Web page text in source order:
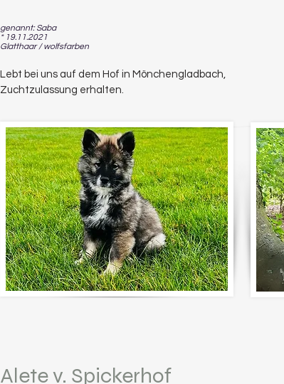
genannt: Saba
* 19.11.2021
Glatthaar / wolfsfarben
Lebt bei uns auf dem Hof in Mönchengladbach,
Zuchtzulassung erhalten.
Alete v. Spickerhof